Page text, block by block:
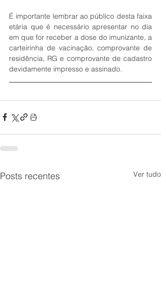
É importante lembrar ao público desta faixa
etária que é necessário apresentar no dia
em que for receber a dose do imunizante, a
carteirinha de vacinação, comprovante de
residência, RG e comprovante de cadastro
devidamente impresso e assinado.
Posts recentes Ver tudo